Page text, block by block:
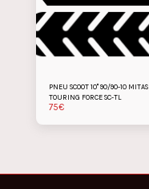
PNEU SCOOT 10" 90/90-10 MITAS
TOURING FORCE SC-TL
75€